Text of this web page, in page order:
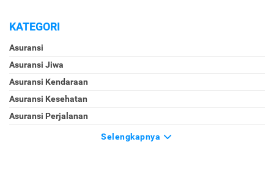
KATEGORI
Asuransi
Asuransi Jiwa
Asuransi Kendaraan
Asuransi Kesehatan
Asuransi Perjalanan
Selengkapnya